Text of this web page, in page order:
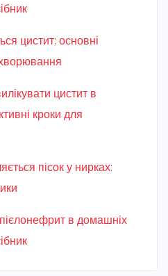
цистит: основні
цистит в
кроки для
пісок у нирках:
в домашніх